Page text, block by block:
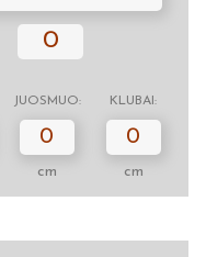
0
JUOSMUO: KLUBAI:
0
cm
0
cm